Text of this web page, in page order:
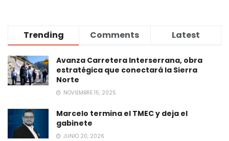
Trending Comments Latest
Avanza Carretera Interserrana, obra
estratégica que conectará la Sierra
Norte
NOVIEMBRE 15, 2025
Marcelo termina el TMEC y deja el
gabinete
JUNIO 20, 2026